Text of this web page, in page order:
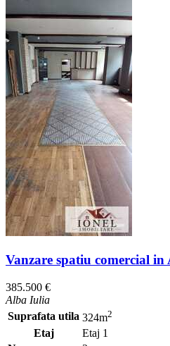
Vanzare spatiu comercial
385.500 €
Alba Iulia
Suprafata utila 324m2
Etaj
Etaj 1